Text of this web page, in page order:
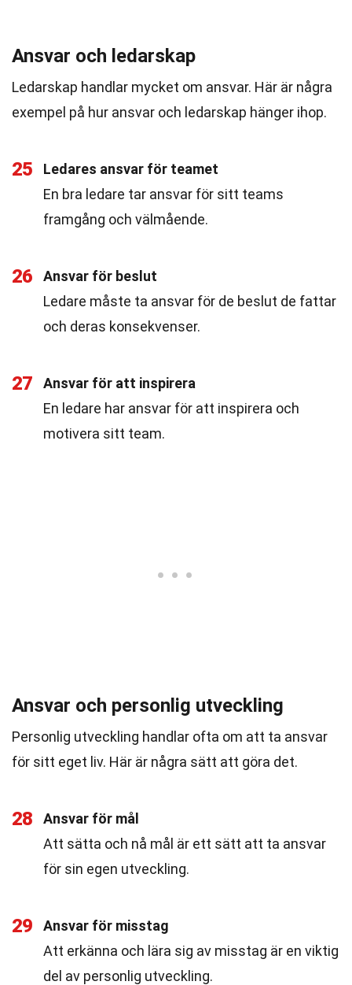
Ansvar och ledarskap
Ledarskap handlar mycket om ansvar. Här är några
exempel på hur ansvar och ledarskap hänger ihop.
25
Ledares ansvar för teamet
En bra ledare tar ansvar för sitt teams
framgång och välmående.
26
Ansvar för beslut
Ledare måste ta ansvar för de beslut de fattar
och deras konsekvenser.
27
Ansvar för att inspirera
En ledare har ansvar för att inspirera och
motivera sitt team.
Ansvar och personlig utveckling
Personlig utveckling handlar ofta om att ta ansvar
för sitt eget liv. Här är några sätt att göra det.
28
Ansvar för mål
Att sätta och nå mål är ett sätt att ta ansvar
för sin egen utveckling.
29
Ansvar för misstag
Att erkänna och lära sig av misstag är en viktig
del av personlig utveckling.